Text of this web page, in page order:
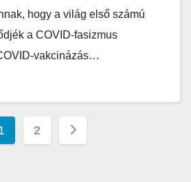
hogy a világ első számú
a COVID-fasizmus
vakcinázás…
2